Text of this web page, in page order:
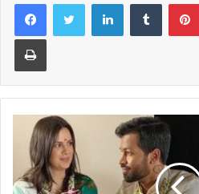
LinkedInTumblr
Print